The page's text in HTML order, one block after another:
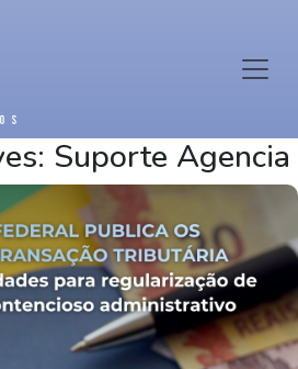
Suporte Agencia